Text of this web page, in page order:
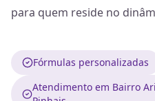
para quem reside no
Fórmulas personalizadas
Atendimento em Bairro